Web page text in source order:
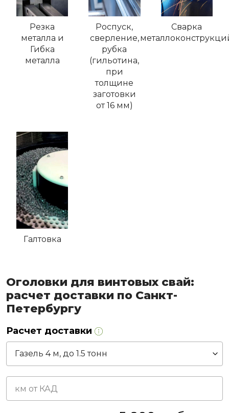
Резка
металла и
Гибка
металла
Роспуск,
сверление,
рубка
(гильотина,
при
толщине
заготовки
от 16 мм)
Сварка
Галтовка
Оголовки для винтовых свай:
расчет доставки по Санкт-
Петербургу
Расчет доставки